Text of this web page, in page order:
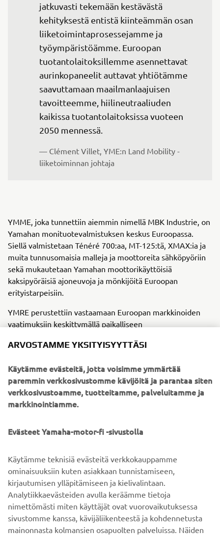
jatkuvasti tekemään kestävästä
kehityksestä entistä kiinteämmän osan
liiketoimintaprosessejamme ja
työympäristöämme. Euroopan
tuotantolaitoksillemme asennettavat
aurinkopaneelit auttavat yhtiötämme
saavuttamaan maailmanlaajuisen
tavoitteemme, hiilineutraaliuden
kaikissa tuotantolaitoksissa vuoteen
2050 mennessä.
— Clément Villet, YME:n Land Mobility -
liiketoiminnan johtaja
YMME, joka tunnettiin aiemmin nimellä MBK Industrie, on
Yamahan monituotevalmistuksen keskus Euroopassa.
Siellä valmistetaan Ténéré 700:aa, MT-125:tä, XMAX:ia ja
muita tunnusomaisia malleja ja moottoreita sähköpyöriin
sekä mukautetaan Yamahan moottorikäyttöisiä
kaksipyöräisiä ajoneuvoja ja mönkijöitä Euroopan
erityistarpeisiin.
YMRE perustettiin vastaamaan Euroopan markkinoiden
vaatimuksiin keskittymällä paikalliseen
toiminut Pohjois-Italiassa, jossa on runsas autokulttuuri.
valmistajia ja suunnittelupalveluja. Siitä lähtien se on
johtanut lähes 30 Yamaha-mallin suunnitteluprosessia,
joista osa on myöhemmin valmistettu YMME:ssä, mikä
tekee niistä kokonaan Euroopassa suunniteltuja ja koottuja
YMIT on Yamahan Italian sivuliike, joka vastaa Yamahan
LISÄÄ UUTISIA
ARVOSTAMME YKSITYISYYTTÄSI
Käytämme evästeitä, jotta voisimme ymmärtää
paremmin verkkosivustomme kävijöitä ja parantaa siten
verkkosivustoamme, tuotteitamme, palveluitamme ja
markkinointiamme.
Evästeet Yamaha-motor-fi -sivustolla
Käytämme teknisiä evästeitä verkkokauppamme
ominaisuuksiin kuten asiakkaan tunnistamiseen,
kirjautumisen ylläpitämiseen ja kielivalintaan.
Analytiikkaevästeiden avulla keräämme tietoja
nimettömästi miten käyttäjät ovat vuorovaikutuksessa
sivustomme kanssa, kävijäliikenteestä ja kohdennetusta
mainonnasta kolmansien osapuolten palveluissa. Näiden